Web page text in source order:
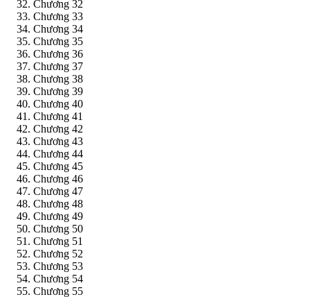
Chương 32
Chương 33
Chương 34
Chương 35
Chương 36
Chương 37
Chương 38
Chương 39
Chương 40
Chương 41
Chương 42
Chương 43
Chương 44
Chương 45
Chương 46
Chương 47
Chương 48
Chương 49
Chương 50
Chương 51
Chương 52
Chương 53
Chương 54
Chương 55